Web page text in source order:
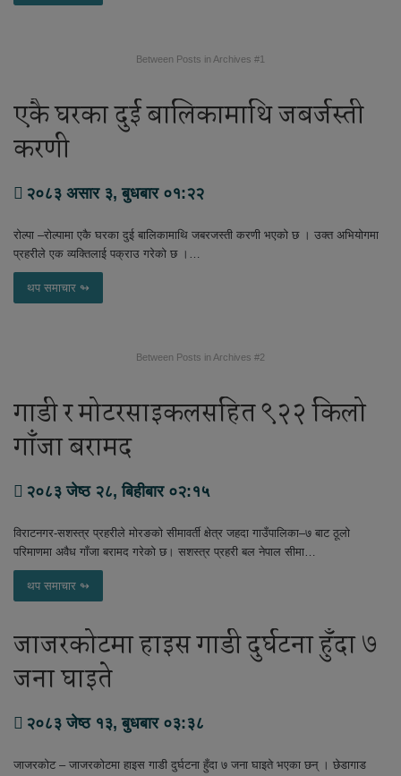
Between Posts in Archives #1
एकै घरका दुई बालिकामाथि जबर्जस्ती
करणी
२०८३ असार ३, बुधबार ०१:२२
रोल्पा –रोल्पामा एकै घरका दुई बालिकामाथि जबरजस्ती करणी भएको छ । उक्त अभियोगमा
प्रहरीले एक व्यक्तिलाई पक्राउ गरेको छ ।…
थप समाचार ↬
Between Posts in Archives #2
गाडी र मोटरसाइकलसहित ९२२ किलो
गाँजा बरामद
२०८३ जेष्ठ २८, बिहीबार ०२:१५
विराटनगर-सशस्त्र प्रहरीले मोरङको सीमावर्ती क्षेत्र जहदा गाउँपालिका–७ बाट ठूलो
परिमाणमा अवैध गाँजा बरामद गरेको छ। सशस्त्र प्रहरी बल नेपाल सीमा…
थप समाचार ↬
जाजरकोटमा हाइस गाडी दुर्घटना हुँदा ७
जना घाइते
२०८३ जेष्ठ १३, बुधबार ०३:३८
जाजरकोट – जाजरकोटमा हाइस गाडी दुर्घटना हुँदा ७ जना घाइते भएका छन् । छेडागाड